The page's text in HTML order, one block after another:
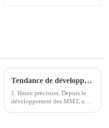
Tendance de développement des machines à mesurer tridimensionnelles
1. Haute précision. Depuis le
développement des MMT, une